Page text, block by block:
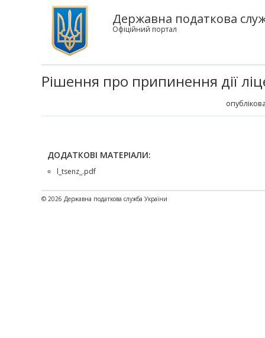
Державна податкова
Офіційний портал
Рішення про припинення дії
ДОДАТКОВІ МАТЕРІАЛИ:
l_tsenz_.pdf
© 2026 Державна податкова служба України